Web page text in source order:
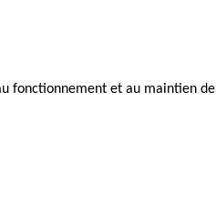
fonctionnement et au maintien de